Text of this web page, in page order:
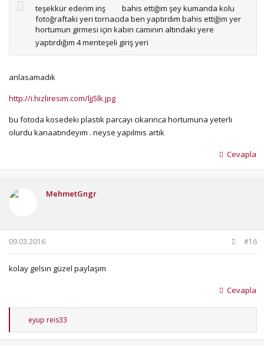
teşekkür ederim inş
bahis ettiğim şey kumanda kolu
fotoğraftaki yeri tornacıda ben yaptırdım bahis ettiğim yer
hortumun girmesi için kabin camının altındaki yere
yaptırdığım 4 menteşeli giriş yeri
anlasamadık
http://i.hizliresim.com/ljj5lk.jpg
bu fotoda kosedekı plastık parcayı cıkarınca hortumuna yeterlı
olurdu kanaatındeyım . neyse yapılmıs artık
Cevapla
MehmetGngr
09.03.2016 #16
kolay gelsın güzel paylaşım
Cevapla
T
p
eyup reis33